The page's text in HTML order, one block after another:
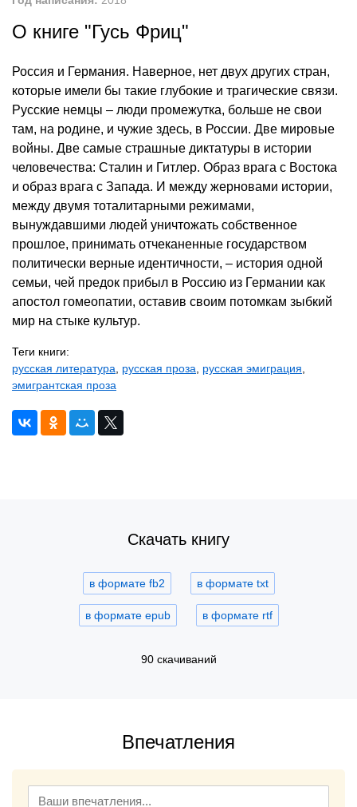
О книге "Гусь Фриц"
Россия и Германия. Наверное, нет двух других стран,
которые имели бы такие глубокие и трагические связи.
Русские немцы – люди промежутка, больше не свои
там, на родине, и чужие здесь, в России. Две мировые
войны. Две самые страшные диктатуры в истории
человечества: Сталин и Гитлер. Образ врага с Востока
и образ врага с Запада. И между жерновами истории,
между двумя тоталитарными режимами,
вынуждавшими людей уничтожать собственное
прошлое, принимать отчеканенные государством
политически верные идентичности, – история одной
семьи, чей предок прибыл в Россию из Германии как
апостол гомеопатии, оставив своим потомкам зыбкий
мир на стыке культур.
Теги книги:
русская литература, русская проза, русская эмиграция,
эмигрантская проза
Скачать книгу
в формате fb2 в формате txt
в формате epub в формате rtf
90 скачиваний
Впечатления